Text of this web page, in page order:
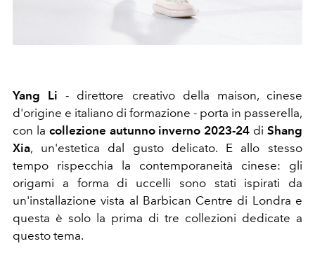
Yang Li
- direttore creativo della maison, cinese
d'origine e italiano di formazione - porta in passerella,
con la collezione autunno inverno 2023-24 diShang
Xia, un'estetica dal gusto delicato. E allo stesso
tempo rispecchia la contemporaneità cinese: gli
origami a forma di uccelli sono stati ispirati da
un'installazione vista al Barbican Centre di Londra e
questa è solo la prima di tre collezioni dedicate a
questo tema.